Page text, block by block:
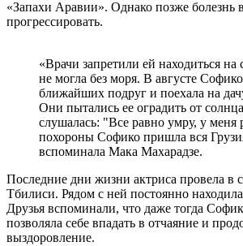
«Запахи Аравии». Однако позже болезнь
прогрессировать.
«Врачи запретили ей находиться на
не могла без моря. В августе
ближайших подруг и поехала на
Они пытались ее оградить от
слушалась: "Все равно умру, у меня
похороны Софико пришла вся
вспоминала Мака Махарадзе.
Последние дни жизни актриса провела в
Тбилиси. Рядом с ней постоянно
Друзья вспоминали, что даже тогда
позволяла себе впадать в отчаяние и
выздоровление.